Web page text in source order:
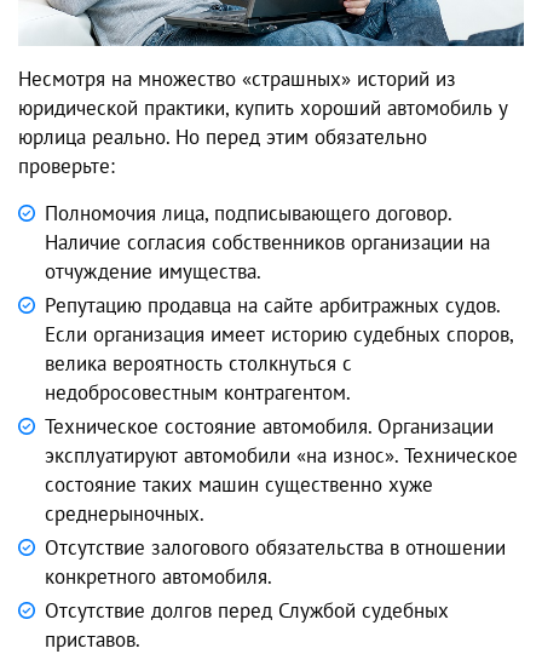
Несмотря на множество «страшных» историй из
юридической практики, купить хороший автомобиль у
юрлица реально. Но перед этим обязательно
проверьте:
Полномочия лица, подписывающего договор.
Наличие согласия собственников организации на
отчуждение имущества.
Репутацию продавца на сайте арбитражных судов.
Если организация имеет историю судебных споров,
велика вероятность столкнуться с
недобросовестным контрагентом.
Техническое состояние автомобиля. Организации
эксплуатируют автомобили «на износ». Техническое
состояние таких машин существенно хуже
среднерыночных.
Отсутствие залогового обязательства в отношении
конкретного автомобиля.
Отсутствие долгов перед Службой судебных
приставов.